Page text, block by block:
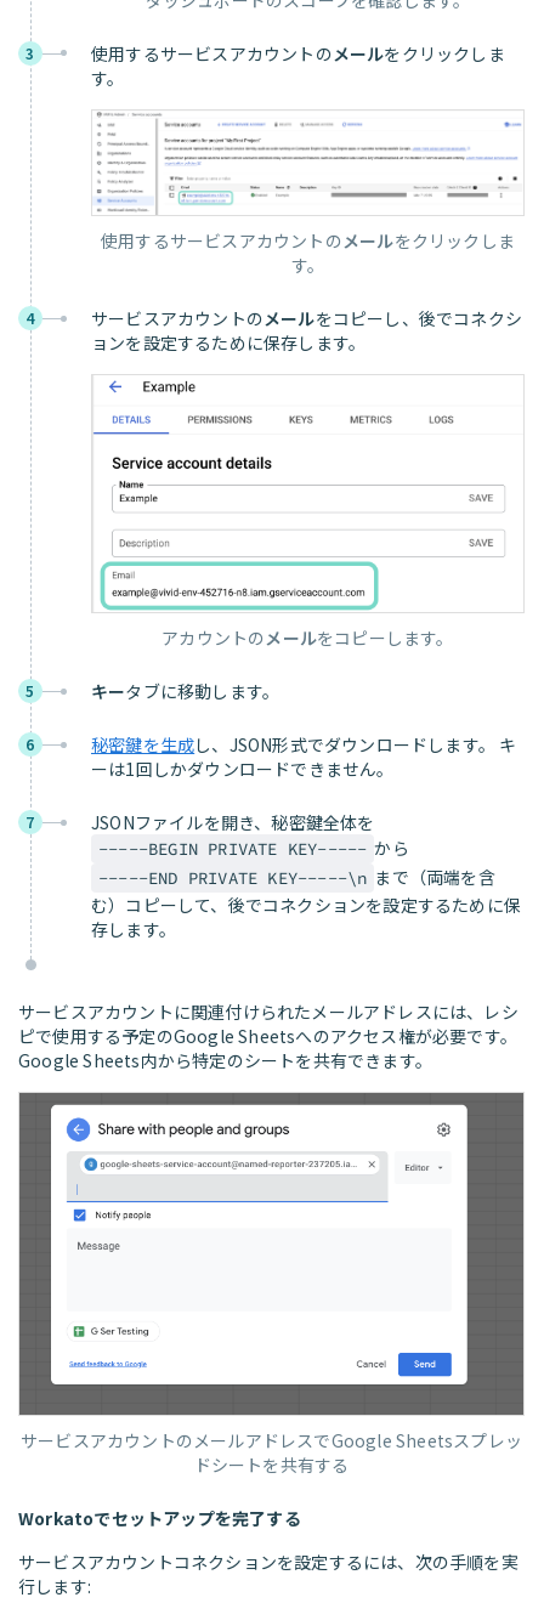
3 使用するサービスアカウントのメールをクリックしま
す。
使用するサービスアカウントのメールをクリックしま
す。
4 サービスアカウントのメールをコピーし、後でコネクシ
ョンを設定するために保存します。
アカウントのメールをコピーします。
5 キータブに移動します。
6 秘密鍵を生成し、JSON形式でダウンロードします。 キ
ーは1回しかダウンロードできません。
7 JSONファイルを開き、秘密鍵全体を
-----BEGIN PRIVATE KEY----- から
-----END PRIVATE KEY-----\n まで（両端を含
む）コピーして、後でコネクションを設定するために保
存します。
サービスアカウントに関連付けられたメールアドレスには、レシ
ピで使用する予定のGoogle Sheetsへのアクセス権が必要です。
Google Sheets内から特定のシートを共有できます。
サービスアカウントのメールアドレスでGoogle Sheetsスプレッ
ドシートを共有する
Workatoでセットアップを完了する
サービスアカウントコネクションを設定するには、次の手順を実
行します: